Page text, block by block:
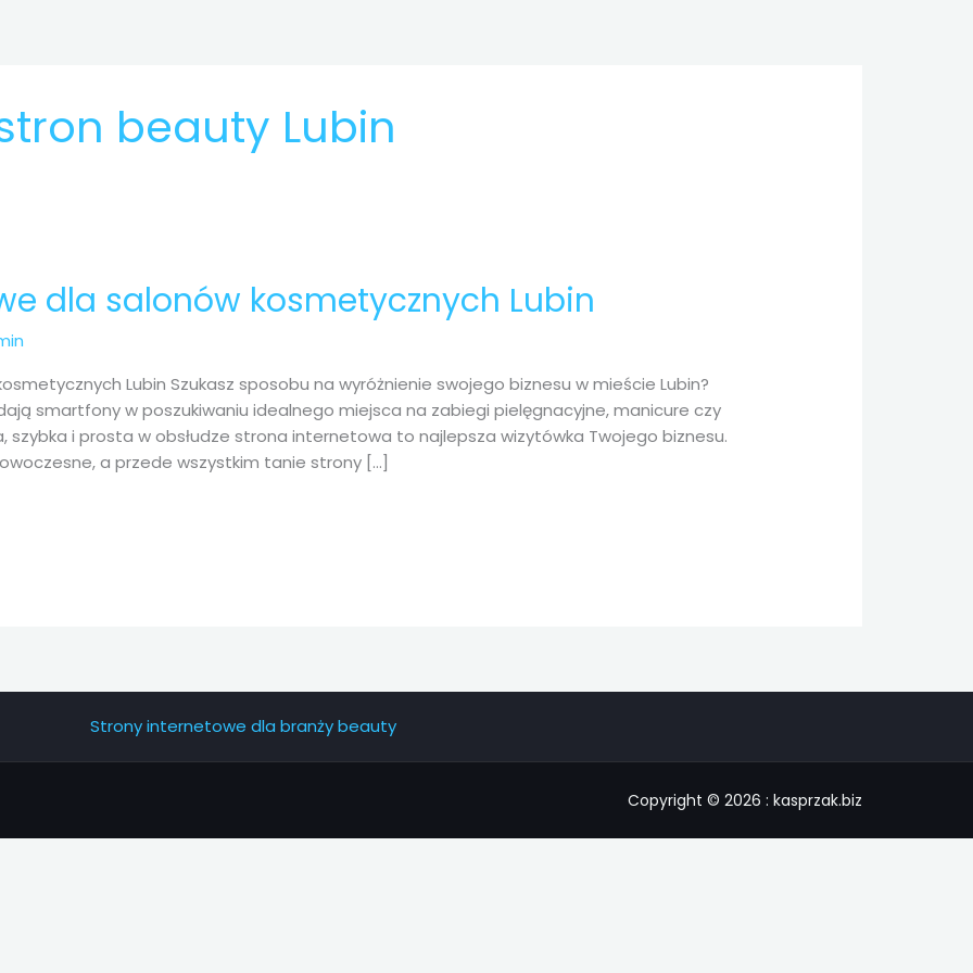
beauty Lubin
dla salonów kosmetycznych Lubin
Lubin Szukasz sposobu na wyróżnienie swojego biznesu w mieście Lubin?
smartfony w poszukiwaniu idealnego miejsca na zabiegi pielęgnacyjne, manicure czy
szybka i prosta w obsłudze strona internetowa to najlepsza wizytówka Twojego biznesu.
a przede wszystkim tanie strony […]
Strony internetowe dla branży beauty
Copyright © 2026 : kasprzak.biz